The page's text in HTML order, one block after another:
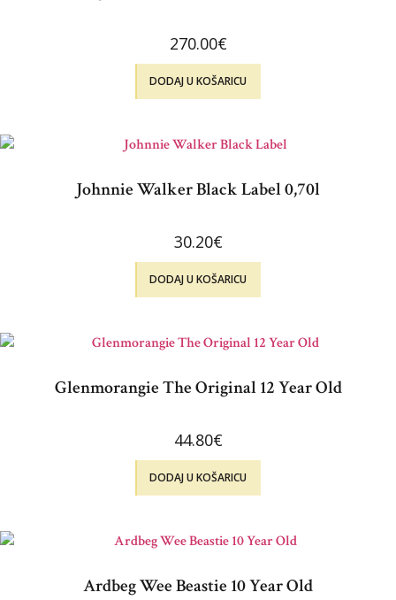
270.00€
DODAJ U KOŠARICU
Johnnie Walker Black Label 0,70l
30.20€
DODAJ U KOŠARICU
Glenmorangie The Original 12 Year Old
44.80€
DODAJ U KOŠARICU
Ardbeg Wee Beastie 10 Year Old